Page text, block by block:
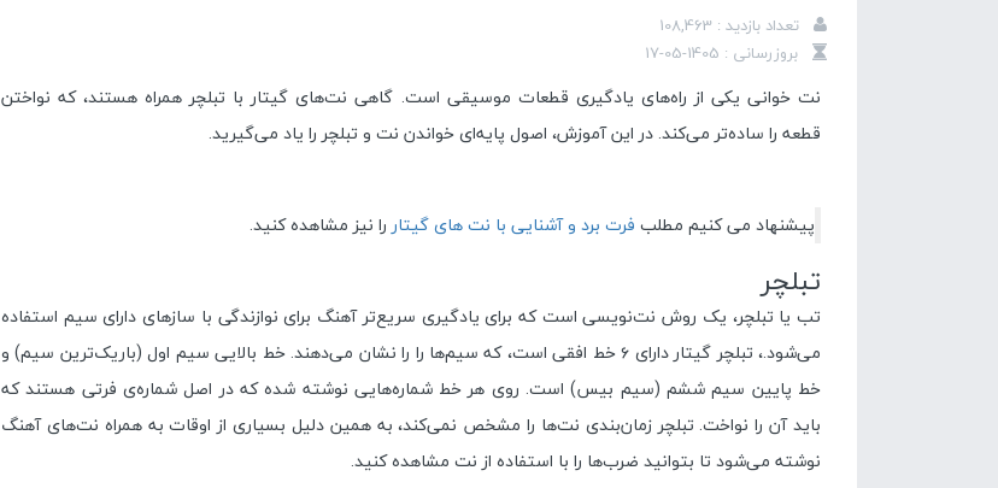
تعداد بازدید : 108,463
بروزرسانی : 1405-05-17
نت خوانی یکی از راه‌های یادگیری قطعات موسیقی است. گاهی نت‌های گیتار با تبلچر همراه هستند، که نواختن
قطعه را ساده‌تر می‌کند. در این آموزش، اصول پایه‌ای خواندن نت و تبلچر را یاد می‌گیرید.
پیشنهاد می کنیم مطلب فرت برد و آشنایی با نت های گیتاررا نیز مشاهده کنید.
تبلچر
تب یا تبلچر، یک روش نت‌نویسی است که برای یادگیری سریع‌تر آهنگ برای نوازندگی با سازهای دارای سیم استفاده
می‌شود.، تبلچر گیتار دارای ۶ خط افقی است، که سیم‌ها را را نشان می‌دهند. خط بالایی سیم اول (باریک‌ترین سیم) و
خط پایین سیم ششم (سیم بیس) است. روی هر خط شماره‌هایی نوشته شده که در اصل شماره‌ی فرتی هستند که
باید آن را نواخت. تبلچر زمان‌بندی نت‌ها را مشخص نمی‌کند، به همین دلیل بسیاری از اوقات به همراه نت‌های آهنگ
نوشته می‌شود تا بتوانید ضرب‌ها را با استفاده از نت مشاهده کنید.